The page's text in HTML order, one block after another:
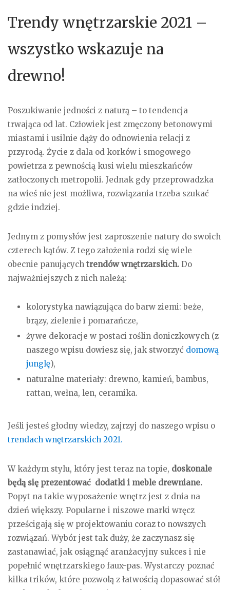
Trendy wnętrzarskie 2021 –
wszystko wskazuje na
drewno!
Poszukiwanie jedności z naturą – to tendencja
trwająca od lat. Człowiek jest zmęczony betonowymi
miastami i usilnie dąży do odnowienia relacji z
przyrodą. Życie z dala od korków i smogowego
powietrza z pewnością kusi wielu mieszkańców
zatłoczonych metropolii. Jednak gdy przeprowadzka
na wieś nie jest możliwa, rozwiązania trzeba szukać
gdzie indziej.
Jednym z pomysłów jest zaproszenie natury do swoich
czterech kątów. Z tego założenia rodzi się wiele
obecnie panujących trendów wnętrzarskich. Do
najważniejszych z nich należą:
kolorystyka nawiązująca do barw ziemi: beże,
brązy, zielenie i pomarańcze,
żywe dekoracje w postaci roślin doniczkowych (z
naszego wpisu dowiesz się, jak stworzyć domową
junglę),
naturalne materiały: drewno, kamień, bambus,
rattan, wełna, len, ceramika.
Jeśli jesteś głodny wiedzy, zajrzyj do naszego wpisu o
trendach wnętrzarskich 2021.
W każdym stylu, który jest teraz na topie, doskonale
będą się prezentować dodatki i meble drewniane.
Popyt na takie wyposażenie wnętrz jest z dnia na
dzień większy. Popularne i niszowe marki wręcz
prześcigają się w projektowaniu coraz to nowszych
rozwiązań. Wybór jest tak duży, że zaczynasz się
zastanawiać, jak osiągnąć aranżacyjny sukces i nie
popełnić wnętrzarskiego faux-pas. Wystarczy poznać
kilka trików, które pozwolą z łatwością dopasować stół